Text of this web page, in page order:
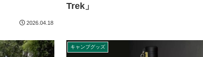
2026.04.18
Trek」
キャンプグッズ